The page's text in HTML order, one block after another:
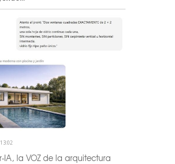
IA, la VOZ de la arquitectura